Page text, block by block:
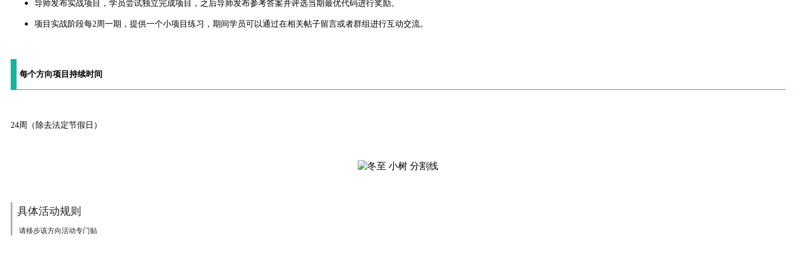
导师发布实战项目，学员尝试独立完成项目，之后导师发布参考答案并评选当期最优代码进行奖励。
项目实战阶段每2周一期，提供一个小项目练习，期间学员可以通过在相关帖子留言或者群组进行互动交流。
每个方向项目持续时间
24周（除去法定节假日）
具体活动规则
请移步该方向活动专门贴